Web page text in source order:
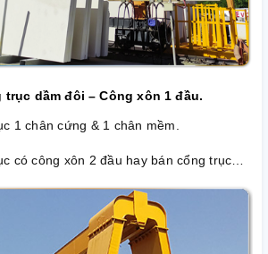
trục dầm đôi – Công xôn 1 đầu.
chân cứng & 1 chân mềm.
công xôn 2 đầu hay bán cổng trục…